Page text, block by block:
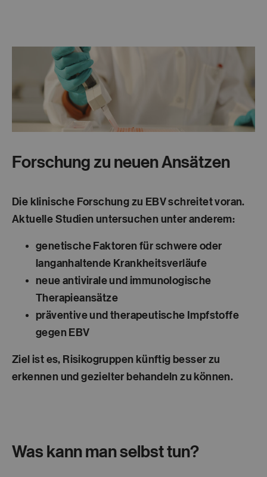
Forschung zu neuen Ansätzen
Die klinische Forschung zu EBV schreitet voran.
Aktuelle Studien untersuchen unter anderem:
genetische Faktoren für schwere oder
langanhaltende Krankheitsverläufe
neue antivirale und immunologische
Therapieansätze
präventive und therapeutische Impfstoffe
gegen EBV
Ziel ist es, Risikogruppen künftig besser zu
erkennen und gezielter behandeln zu können.
Was kann man selbst tun?